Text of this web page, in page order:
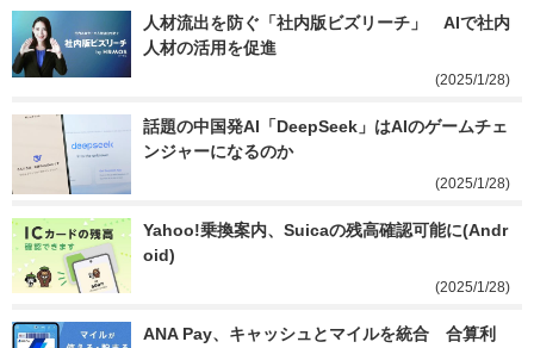
人材流出を防ぐ「社内版ビズリーチ」　AIで社内
人材の活用を促進
(2025/1/28)
話題の中国発AI「DeepSeek」はAIのゲームチェ
ンジャーになるのか
(2025/1/28)
Yahoo!乗換案内、Suicaの残高確認可能に(Andr
oid)
(2025/1/28)
ANA Pay、キャッシュとマイルを統合　合算利